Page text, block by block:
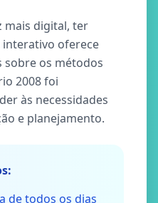
mais digital, ter
interativo oferece
sobre os métodos
2008 foi
às necessidades
e planejamento.
de todos os dias